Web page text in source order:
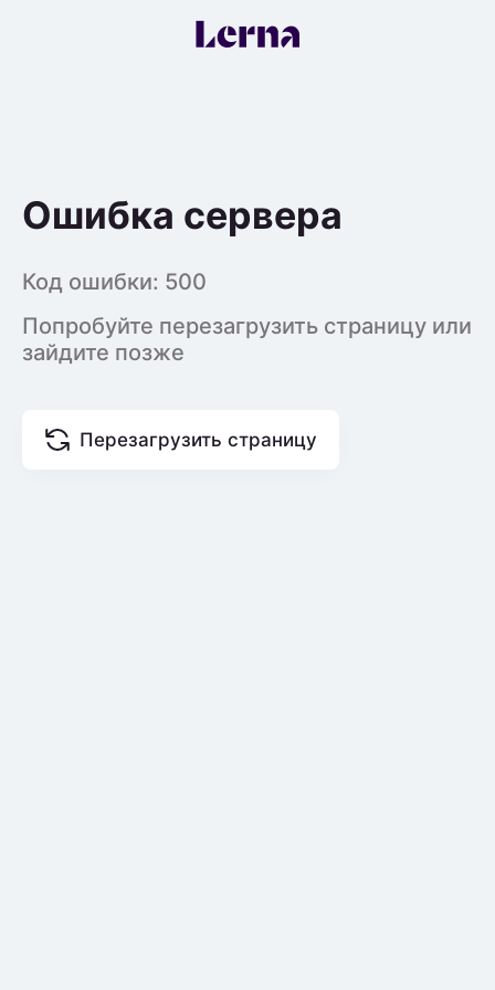
Ошибка сервера
Код ошибки: 500
Попробуйте перезагрузить страницу или
зайдите позже
Перезагрузить страницу